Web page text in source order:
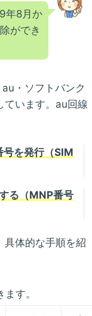
年8月か
ができ
・ソフトバンク
ています。au回線
を発行（SIM
る（MNP番号
具体的な手順を紹
す。